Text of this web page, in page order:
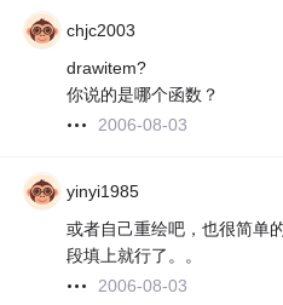
chjc2003
drawitem?
你说的是哪个函数？
2006-08-03
yinyi1985
或者自己重绘吧，也很简单
段填上就行了。。
2006-08-03